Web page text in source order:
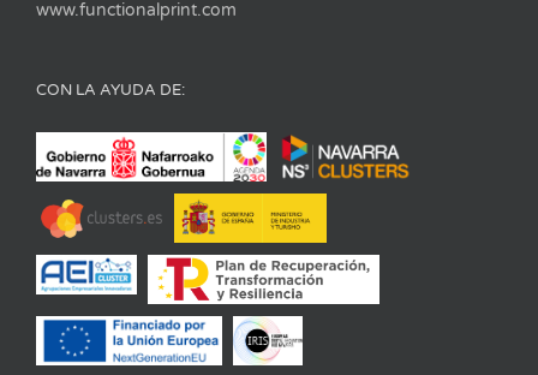
www.functionalprint.com
CON LA AYUDA DE: